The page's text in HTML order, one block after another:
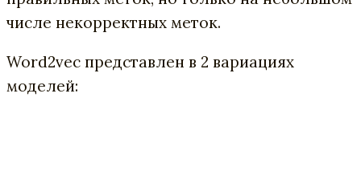
числе некорректных меток.
Word2vec представлен в 2 вариациях
моделей: